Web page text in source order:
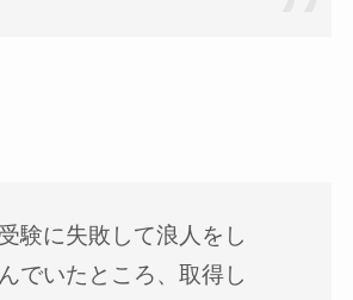
験に失敗して浪人をし
でいたところ、取得し